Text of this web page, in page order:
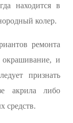
находится в
колер.
ремонта
и
признать
акрила либо
средств.